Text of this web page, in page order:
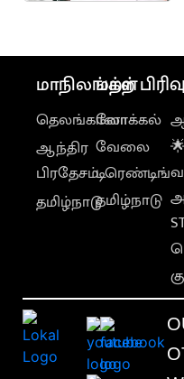
மாநிலங்கள்
தெலங்கானா
ஆந்திர
பிரதேசம்
தமிழ்நாடு
மற்ற
லோக்கல்
வேலை
டிரெண்டிங்
தமிழ்நாடு